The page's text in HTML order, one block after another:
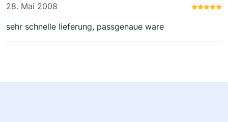
28. Mai 2008
sehr schnelle lieferung, passgenaue ware